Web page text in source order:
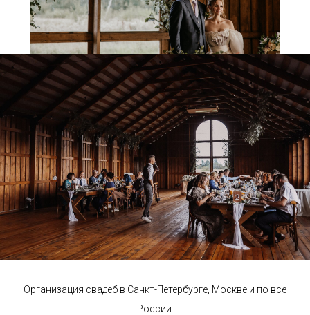
Организация свадеб в Санкт-Петербурге, Москве и по все
России.